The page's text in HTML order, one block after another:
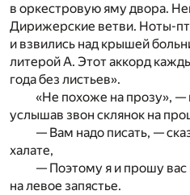
в оркестровую яму двора.
Дирижерские ветви. Ноты-
и взвились над крышей
литерой А. Этот аккорд
года без листьев».
«Не похоже на прозу», —
услышав звон склянок на
— Вам надо писать, —
халате,
— Поэтому я и прошу вас
на левое запястье.